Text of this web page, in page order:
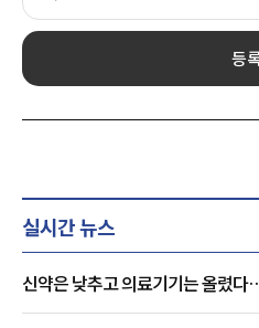
등
실시간 뉴스
신약은 낮추고 의료기기는 올렸